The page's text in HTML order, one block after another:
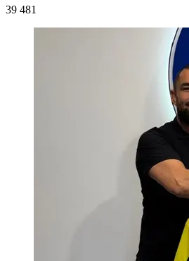
39 481